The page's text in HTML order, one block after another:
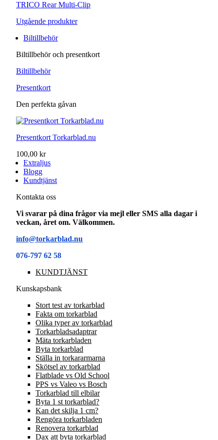
TRICO Rear Multi-Clip
Utgående produkter
Biltillbehör
Biltillbehör och presentkort
Biltillbehör
Presentkort
Den perfekta gåvan
Presentkort Torkarblad.nu
100,00 kr
Extraljus
Blogg
Kundtjänst
Kontakta oss
Vi svarar på dina frågor via mejl eller SMS alla dagar i
veckan, året om. Välkommen.
info@torkarblad.nu
076-797 62 58
KUNDTJÄNST
Kunskapsbank
Stort test av torkarblad
Fakta om torkarblad
Olika typer av torkarblad
Torkarbladsadaptrar
Mäta torkarbladen
Byta torkarblad
Ställa in torkararmarna
Skötsel av torkarblad
Flatblade vs Old School
PPS vs Valeo vs Bosch
Torkarblad till elbilar
Byta 1 st torkarblad?
Kan det skilja 1 cm?
Rengöra torkarbladen
Renovera torkarblad
Dax att byta torkarblad